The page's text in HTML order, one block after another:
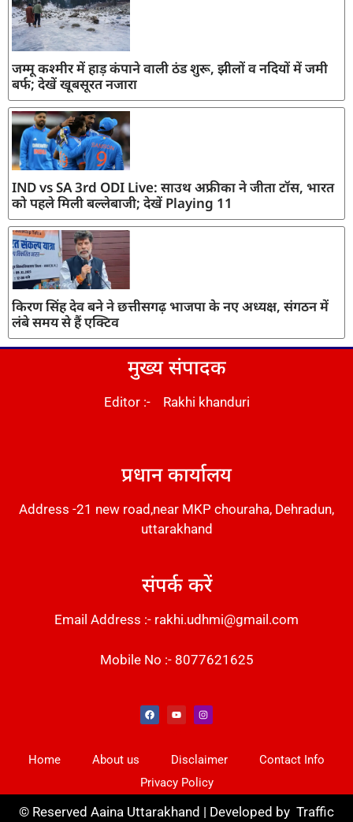
जम्मू कश्मीर में हाड़ कंपाने वाली ठंड शुरू, झीलों व नदियों में जमी
बर्फ; देखें खूबसूरत नजारा
IND vs SA 3rd ODI Live: साउथ अफ्रीका ने जीता टॉस, भारत
को पहले मिली बल्लेबाजी; देखें Playing 11
किरण सिंह देव बने ने छत्तीसगढ़ भाजपा के नए अध्यक्ष, संगठन में
लंबे समय से हैं एक्टिव
मुख्य संपादक
Editor :- Rakhi khanduri
प्रधान कार्यालय
Address -21 new road,near MKP chouraha, Dehradun,
uttarakhand
संपर्क करें
Email Address :- rakhi.udhmi@gmail.com
Mobile No :- 8077621625
Home About us Disclaimer
Contact Info
Privacy Policy
© Reserved Aaina Uttarakhand | Developed by Traffic